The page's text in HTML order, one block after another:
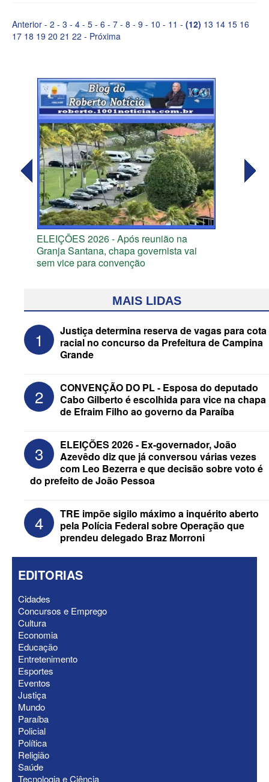
Anterior - 2 - 3 - 4 - 5 - 6 - 7 - 8 - 9 - 10 - 11 - (12) 13 14 15 16
17 18 19 20 21 22 - Próxima
ELEIÇÕES 2026 - Após reunião na
Granja Santana, chapa governista vai
sem vice para convenção
Assista à transmissão das convenções
do MDB e do Progressistas das eleições
de 2026 na Paraíba
Federação Brasil da Esperança decide
nesta terça apoio ao Governo; PT E
PCdoB apostam em Lucas
MAIS LIDAS
1
Justiça determina reserva de vagas para cota
racial no concurso da Prefeitura de Campina
Grande
2
CONVENÇÃO DO PL - Esposa do deputado
Cabo Gilberto é escolhida para vice na chapa
de Efraim Filho ao governo da Paraíba
3
ELEIÇÕES 2026 - Ex-governador, João
Azevêdo diz que já conversou várias vezes
com Leo Bezerra e que decisão sobre voto é
do prefeito de João Pessoa
4
TRE impõe sigilo máximo a inquérito aberto
pela Polícia Federal sobre Operação que
prendeu delegado Braz Morroni
EDITORIAS
Cidades
Concursos e Emprego
Cultura
Economia
Educação
Entretenimento
Esportes
Eventos
Justiça
Mundo
Paraíba
Policial
Política
Religião
Saúde
Tecnologia e Ciência